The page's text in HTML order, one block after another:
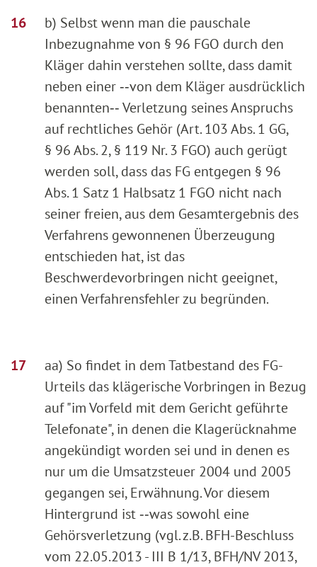
b) Selbst wenn man die pauschale
Inbezugnahme von § 96 FGO durch den
Kläger dahin verstehen sollte, dass damit
neben einer ‑‑von dem Kläger ausdrücklich
benannten‑‑ Verletzung seines Anspruchs
auf rechtliches Gehör (Art. 103 Abs. 1 GG,
§ 96 Abs. 2, § 119 Nr. 3 FGO) auch gerügt
werden soll, dass das FG entgegen § 96
Abs. 1 Satz 1 Halbsatz 1 FGO nicht nach
seiner freien, aus dem Gesamtergebnis des
Verfahrens gewonnenen Überzeugung
entschieden hat, ist das
Beschwerdevorbringen nicht geeignet,
einen Verfahrensfehler zu begründen.
aa) So findet in dem Tatbestand des FG-
Urteils das klägerische Vorbringen in Bezug
auf "im Vorfeld mit dem Gericht geführte
Telefonate", in denen die Klagerücknahme
angekündigt worden sei und in denen es
nur um die Umsatzsteuer 2004 und 2005
gegangen sei, Erwähnung. Vor diesem
Hintergrund ist ‑‑was sowohl eine
Gehörsverletzung (vgl. z.B. BFH-Beschluss
vom 22.05.2013 - III B 1/13, BFH/NV 2013,